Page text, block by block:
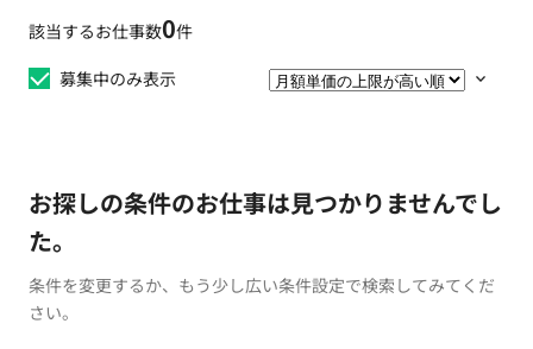
該当するお仕事数0件
募集中のみ表示
お探しの条件のお仕事は見つかりませんでし
た。
条件を変更するか、もう少し広い条件設定で検索してみてくだ
さい。